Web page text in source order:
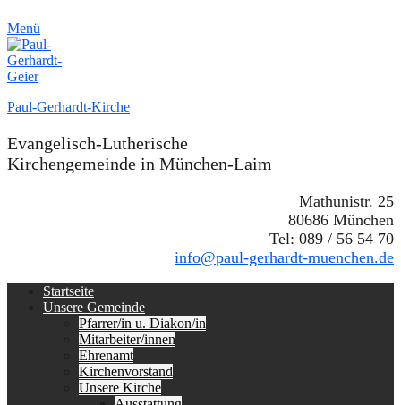
Menü
Paul-Gerhardt-Kirche
Evangelisch-Lutherische
Kirchengemeinde in München-Laim
Mathunistr. 25
80686 München
Tel: 089 / 56 54 70
info@paul-gerhardt-muenchen.de
Erstes
Menü
Startseite
Unsere Gemeinde
Pfarrer/in u. Diakon/in
Mitarbeiter/innen
Ehrenamt
Kirchenvorstand
Unsere Kirche